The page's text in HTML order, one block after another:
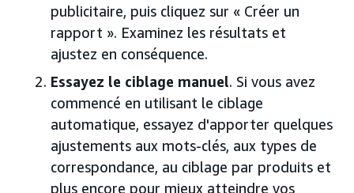
publicitaire, puis cliquez sur « Créer un
rapport ». Examinez les résultats et
ajustez en conséquence.
Essayez le ciblage manuel. Si vous avez
commencé en utilisant le ciblage
automatique, essayez d'apporter quelques
ajustements aux mots-clés, aux types de
correspondance, au ciblage par produits et
plus encore pour mieux atteindre vos